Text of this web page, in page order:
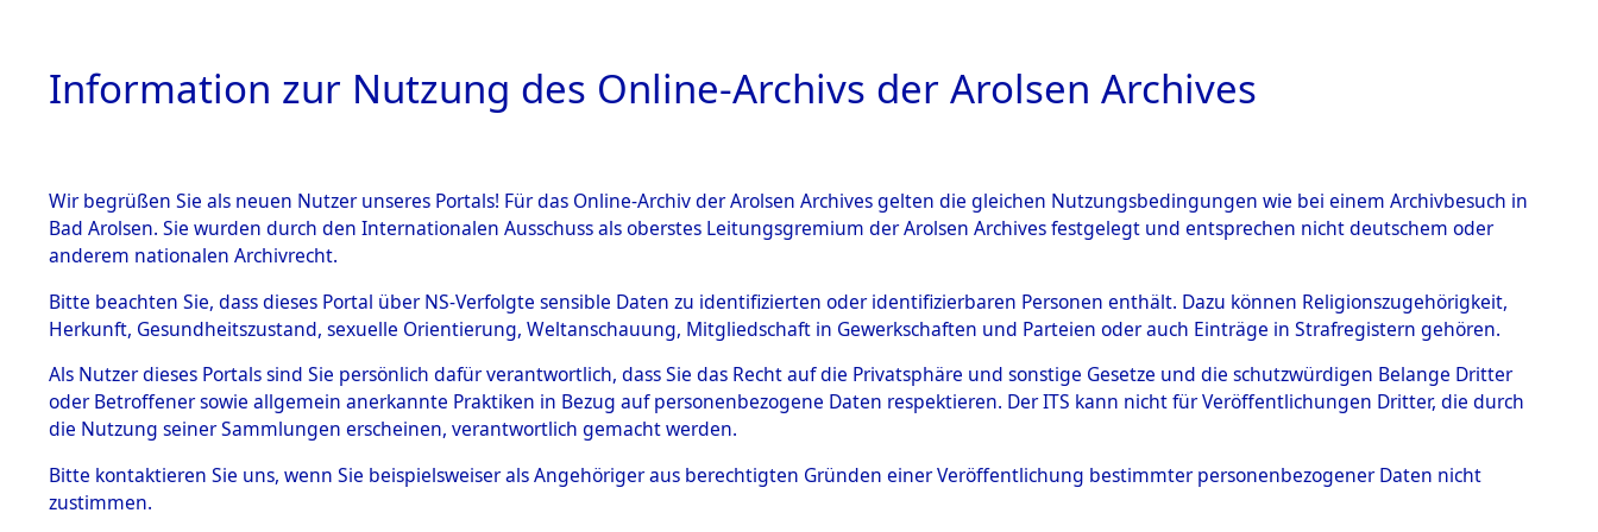
HOME BESTANDSBESCHREIBUNG PERSONENINDEX PERSON
BESTÄNDE
Inhaftierungsdoku
mente
1.2.9 Beim ITS
verwahrte
1.2.9.1
Effekten aus
10AktenfürUNBEKANNT
UNBEKANNT
Information zur Nutzung des Online-Archivs der Arolsen Archives
Wir begrüßen Sie als neuen Nutzer unseres Portals! Für das Online-Archiv der Arolsen Archives gelten die gleichen Nutzungsbedingungen wie bei einem Archivbesuch in
Bad Arolsen. Sie wurden durch den Internationalen Ausschuss als oberstes Leitungsgremium der Arolsen Archives festgelegt und entsprechen nicht deutschem oder
anderem nationalen Archivrecht.
Bitte beachten Sie, dass dieses Portal über NS-Verfolgte sensible Daten zu identifizierten oder identifizierbaren Personen enthält. Dazu können Religionszugehörigkeit,
Herkunft, Gesundheitszustand, sexuelle Orientierung, Weltanschauung, Mitgliedschaft in Gewerkschaften und Parteien oder auch Einträge in Strafregistern gehören.
Als Nutzer dieses Portals sind Sie persönlich dafür verantwortlich, dass Sie das Recht auf die Privatsphäre und sonstige Gesetze und die schutzwürdigen Belange Dritter
oder Betroffener sowie allgemein anerkannte Praktiken in Bezug auf personenbezogene Daten respektieren. Der ITS kann nicht für Veröffentlichungen Dritter, die durch
die Nutzung seiner Sammlungen erscheinen, verantwortlich gemacht werden.
Bitte kontaktieren Sie uns, wenn Sie beispielsweiser als Angehöriger aus berechtigten Gründen einer Veröffentlichung bestimmter personenbezogener Daten nicht
zustimmen.